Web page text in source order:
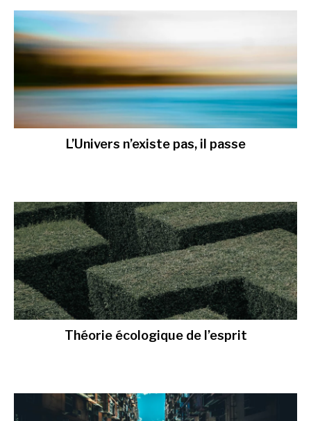
L’Univers n’existe pas, il passe
Théorie écologique de l’esprit